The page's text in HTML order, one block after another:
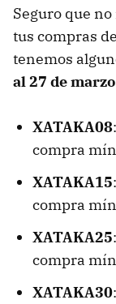
Seguro que
tus compras
tenemos
al 27 de marzo
XATAKA08
compra
XATAKA15
compra
XATAKA25
compra
XATAKA30